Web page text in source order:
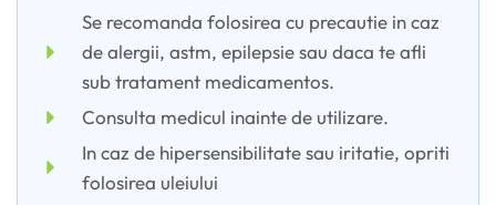
Se recomanda folosirea cu precautie in caz
de alergii, astm, epilepsie sau daca te afli
sub tratament medicamentos.
Consulta medicul inainte de utilizare.
In caz de hipersensibilitate sau iritatie, opriti
folosirea uleiului